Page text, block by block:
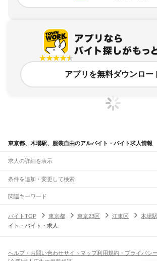
アプリを無料ダウンロー
東京都、木場駅、服装自由のアルバイト・バイト求人情報
求人の詳細を表示
条件を追加・変更して検索
市区町村を追加・変更
東京都すべて
東京23区 すべて
江戸川区
駅を追加・変更
JR山手線
職種を追加・変更
飲食・フードサービスすべて
関連キーワード
バイトTOP
東京都 東京23区 江東区 木場駅
イト・バイト・求人
ヘルプ・お問い合わせサイトマップ利用規約・プライバシ